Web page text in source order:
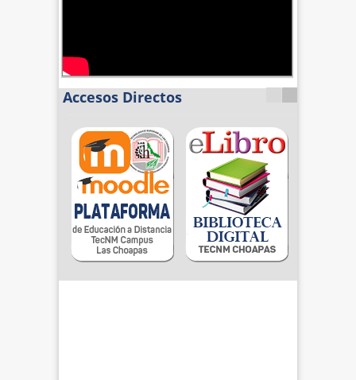
Accesos Directos